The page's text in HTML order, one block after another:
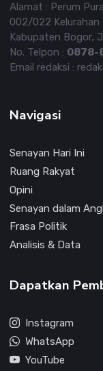
Alamat : Perum
002/022 Kelurahan
Kabupaten Bogor,
No. Telpon : 0878-
Email redaksi :
Navigasi
Senayan Hari Ini
Ruang Rakyat
Opini
Senayan dalam
Frasa Politik
Analisis & Data
Dapatkan
Instagram
WhatsApp
YouTube